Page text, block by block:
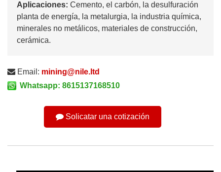
Aplicaciones:Cemento, el carbón, la desulfuración
planta de energía, la metalurgia, la industria química,
minerales no metálicos, materiales de construcción,
cerámica.
Email: mining@nile.ltd
Whatsapp: 8615137168510
Solicatar una cotización